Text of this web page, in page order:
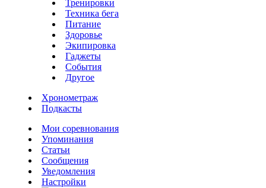
Тренировки
Техника бега
Питание
Здоровье
Экипировка
Гаджеты
События
Другое
Хронометраж
Подкасты
Мои соревнования
Упоминания
Статьи
Сообщения
Уведомления
Настройки